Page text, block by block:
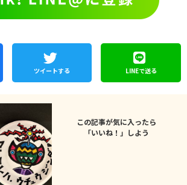
ツイートする LINEで送る
この記事が気に入ったら
「いいね！」しよう